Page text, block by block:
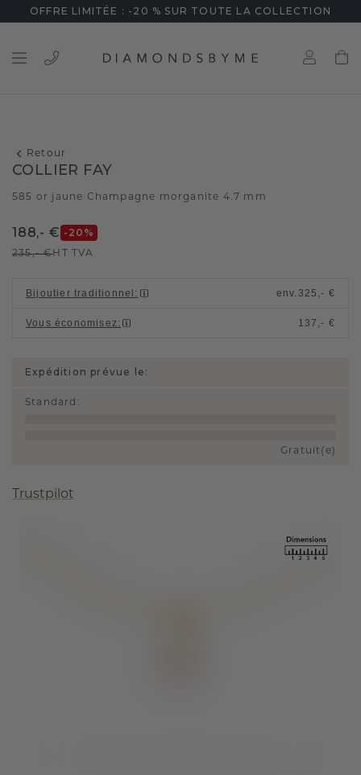
OFFRE LIMITÉE : -20 % SUR TOUTE LA COLLECTION
Retour
COLLIER FAY
585 or jaune Champagne morganite 4.7 mm
188,- € -20 %
235,- €HT TVA
Bijoutier traditionnel : env. 325,- €
Vous économisez: 137,- €
Expédition prévue le:
Standard :
Gratuit(e)
Trustpilot